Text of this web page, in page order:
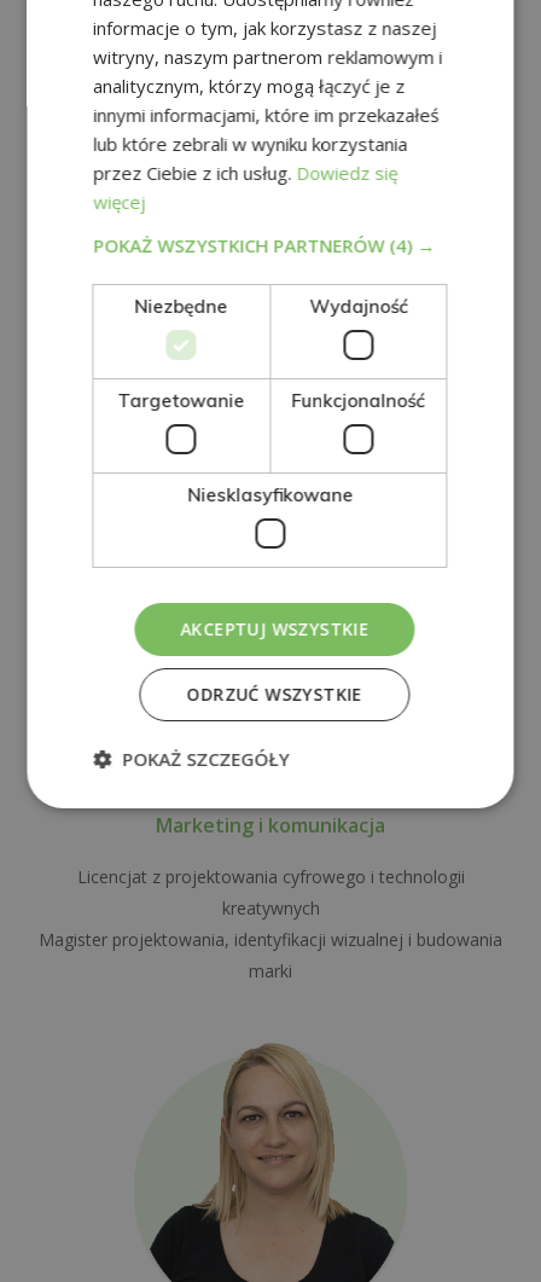
Aida Esteve
Marketing i komunikacja
Licencjat z turystyki
Licencjat z marketingu i badań rynkowych
Anna Guiu
Marketing i komunikacja
Licencjat z projektowania cyfrowego i technologii
kreatywnych
Magister projektowania, identyfikacji wizualnej i budowania
marki
informacje o tym, jak korzystasz z naszej
witryny, naszym partnerom reklamowym i
analitycznym, którzy mogą łączyć je z
innymi informacjami, które im przekazałeś
lub które zebrali w wyniku korzystania
przez Ciebie z ich usług. Dowiedz się
więcej
POKAŻ WSZYSTKICH PARTNERÓW (4) →
Niezbędne Wydajność
Targetowanie Funkcjonalność
Niesklasyfikowane
AKCEPTUJ WSZYSTKIE
ODRZUĆ WSZYSTKIE
POKAŻ SZCZEGÓŁY